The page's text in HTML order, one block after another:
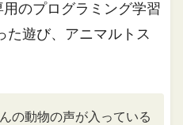
のプログラミング学習
た遊び、アニマルトス
の動物の声が入っている